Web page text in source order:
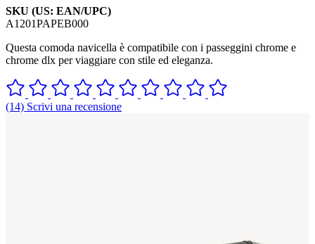
SKU (US: EAN/UPC)
A1201PAPEB000
Questa comoda navicella è compatibile con i passeggini chrome e
chrome dlx per viaggiare con stile ed eleganza.
(14) Scrivi una recensione